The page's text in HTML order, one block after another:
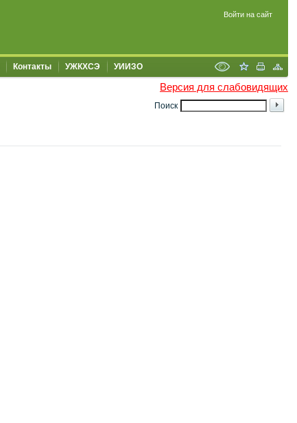
Войти на сайт
Контакты УЖКХСЭ УИИЗО
Версия для слабовидящих
Поиск